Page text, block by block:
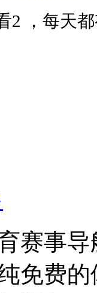
2 ，每天
赛事
免费